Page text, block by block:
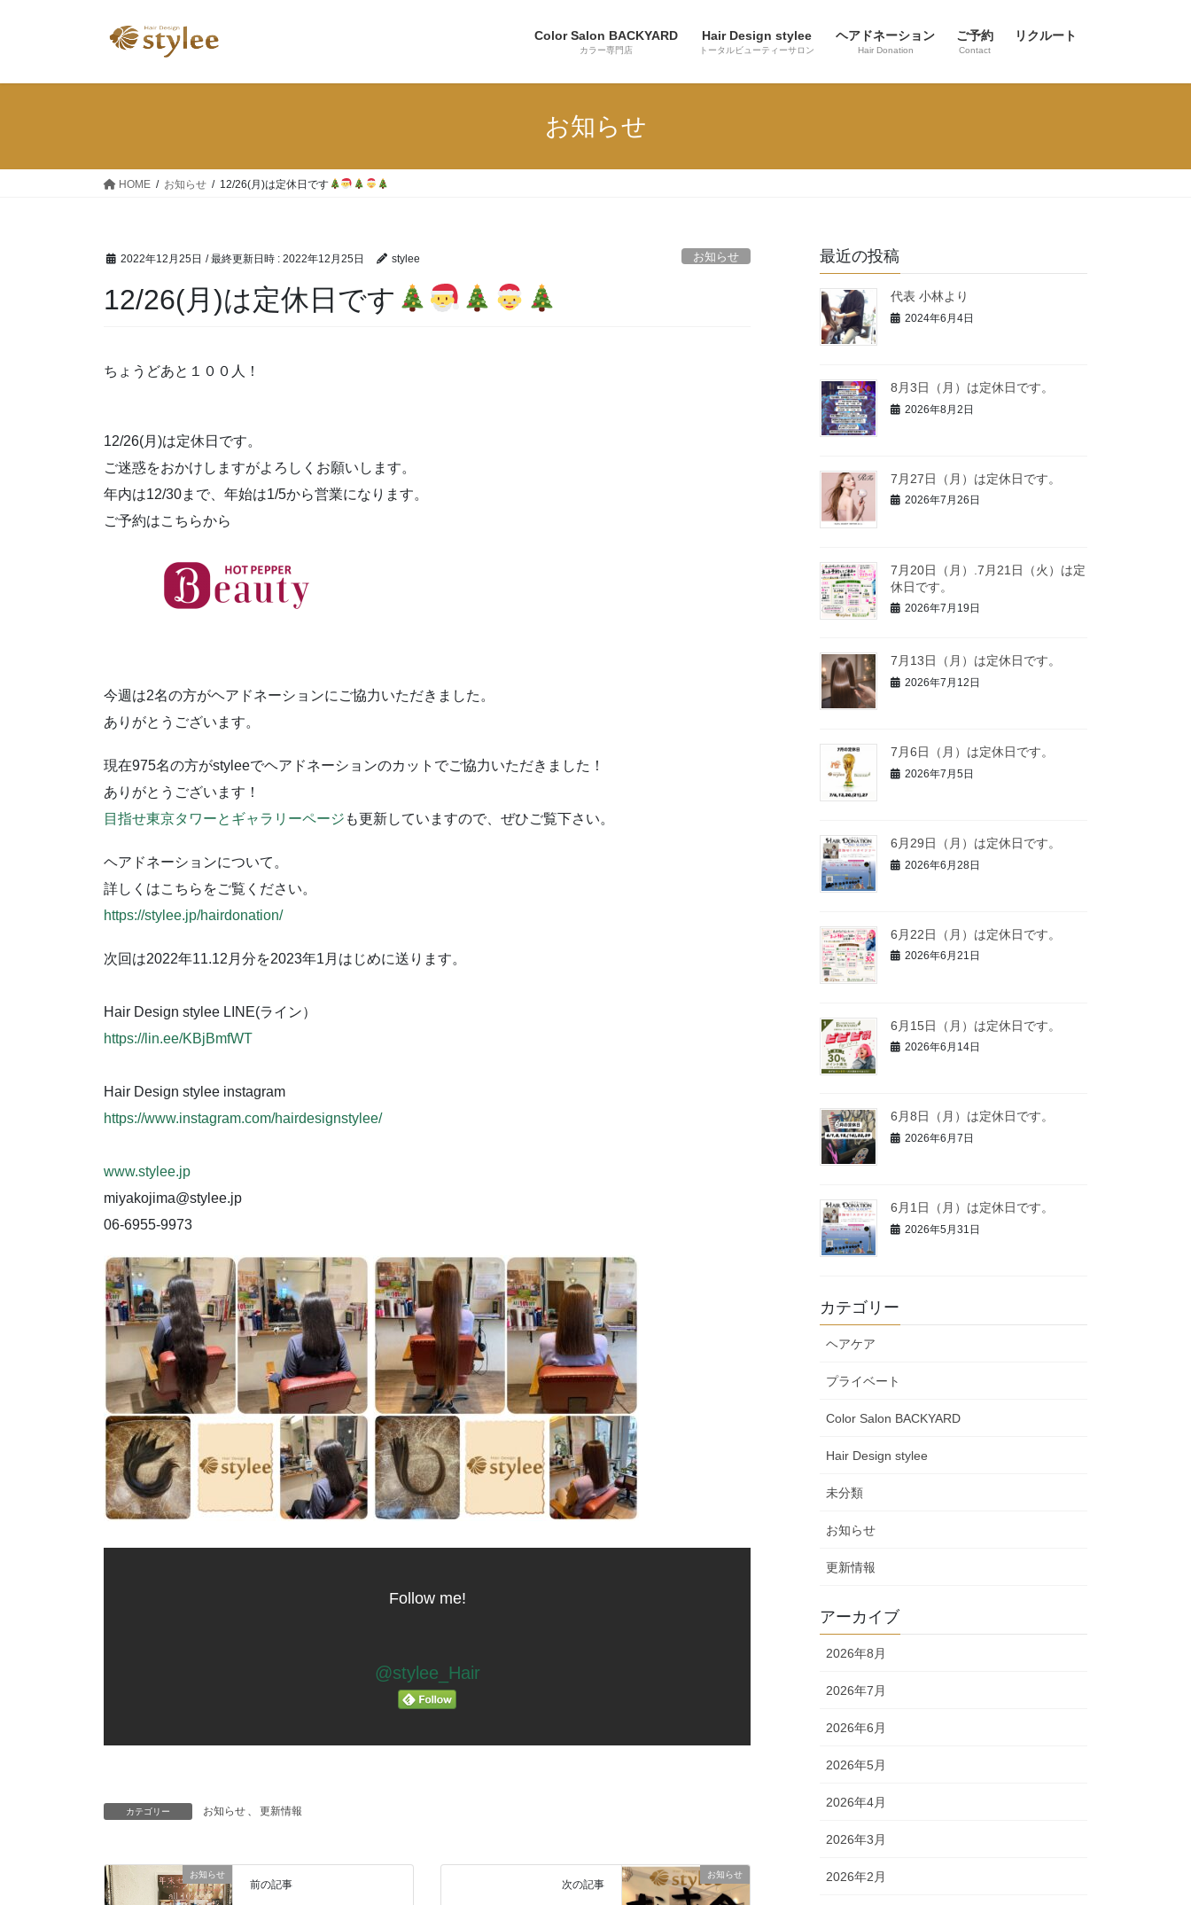
Color Salon BACKYARD
カラー専門店
Hair Design stylee
トータルビューティーサロン
ヘアドネーション
Hair Donation
ご予約
Contact
リクルート
お知らせ
HOME お知らせ 12/26(月)は定休日です
2022年12月25日 / 最終更新日時 : 2022年12月25日 stylee お知らせ
12/26(月)は定休日です
ちょうどあと１００人！
12/26(月)は定休日です。
ご迷惑をおかけしますがよろしくお願いします。
年内は12/30まで、年始は1/5から営業になります。
ご予約はこちらから
今週は2名の方がヘアドネーションにご協力いただきました。
ありがとうございます。
現在975名の方がstyleeでヘアドネーションのカットでご協力いただきました！
ありがとうございます！
目指せ東京タワーとギャラリーページ も更新していますので、ぜひご覧下さい。
ヘアドネーションについて。
詳しくはこちらをご覧ください。
https://stylee.jp/hairdonation/
次回は2022年11.12月分を2023年1月はじめに送ります。
Hair Design stylee LINE(ライン）
https://lin.ee/KBjBmfWT
Hair Design stylee instagram
https://www.instagram.com/hairdesignstylee/
www.stylee.jp
miyakojima@stylee.jp
06-6955-9973
Follow me!
@stylee_Hair
カテゴリー お知らせ 、 更新情報
お知らせ
前の記事
お知らせ
次の記事
最近の投稿
代表 小林より
2024年6月4日
8月3日（月）は定休日です。
2026年8月2日
7月27日（月）は定休日です。
2026年7月26日
7月20日（月）.7月21日（火）は定
休日です。
2026年7月19日
7月13日（月）は定休日です。
2026年7月12日
7月6日（月）は定休日です。
2026年7月5日
6月29日（月）は定休日です。
2026年6月28日
6月22日（月）は定休日です。
2026年6月21日
6月15日（月）は定休日です。
2026年6月14日
6月8日（月）は定休日です。
2026年6月7日
6月1日（月）は定休日です。
2026年5月31日
カテゴリー
ヘアケア
プライベート
Color Salon BACKYARD
Hair Design stylee
未分類
お知らせ
更新情報
アーカイブ
2026年8月
2026年7月
2026年6月
2026年5月
2026年4月
2026年3月
2026年2月